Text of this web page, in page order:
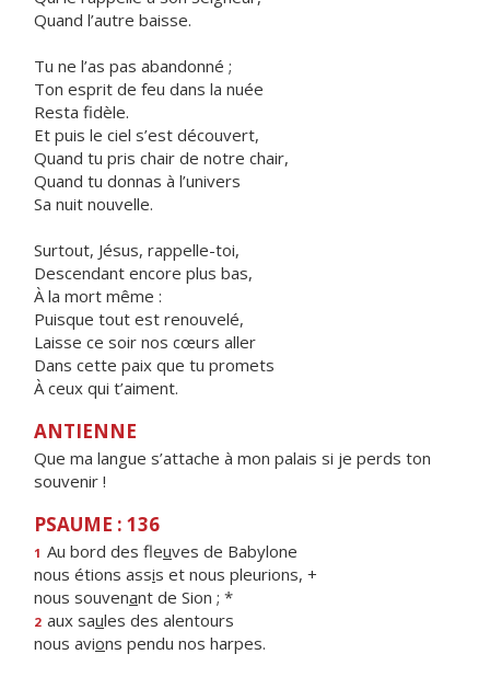
Quand l’autre baisse.
Tu ne l’as pas abandonné ;
Ton esprit de feu dans la nuée
Resta fidèle.
Et puis le ciel s’est découvert,
Quand tu pris chair de notre chair,
Quand tu donnas à l’univers
Sa nuit nouvelle.
Surtout, Jésus, rappelle-toi,
Descendant encore plus bas,
À la mort même :
Puisque tout est renouvelé,
Laisse ce soir nos cœurs aller
Dans cette paix que tu promets
À ceux qui t’aiment.
ANTIENNE
Que ma langue s’attache à mon palais si je perds ton
souvenir !
PSAUME : 136
1 Au bord des fleuves de Babylone
nous étions assis et nous pleurions, +
nous souvenant de Sion ; *
2 aux saules des alentours
nous avions pendu nos harpes.